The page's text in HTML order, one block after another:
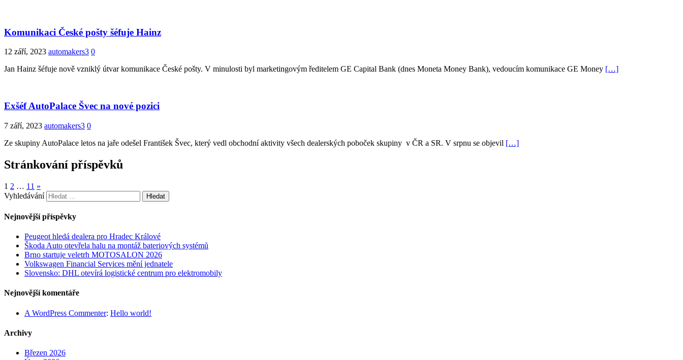
Komunikaci České pošty šéfuje Hainz
12 září, 2023 automakers3 0
Jan Hainz šéfuje nově vzniklý útvar komunikace České pošty. V minulosti byl marketingovým ředitelem GE Capital Bank (dnes Moneta Money Bank), vedoucím komunikace GE Money […]
Exšéf AutoPalace Švec na nové pozici
7 září, 2023 automakers3 0
Ze skupiny AutoPalace letos na jaře odešel František Švec, který vedl obchodní aktivity všech dealerských poboček skupiny v ČR a SR. V srpnu se objevil […]
Stránkování příspěvků
1 2 … 11 »
Vyhledávání
Nejnovější příspěvky
Peugeot hledá dealera pro Hradec Králové
Škoda Auto otevřela halu na montáž bateriových systémů
Brno startuje veletrh MOTOSALON 2026
Volkswagen Financial Services mění jednatele
Slovensko: DHL otevírá logistické centrum pro elektromobily
Nejnovější komentáře
A WordPress Commenter: Hello world!
Archivy
Březen 2026